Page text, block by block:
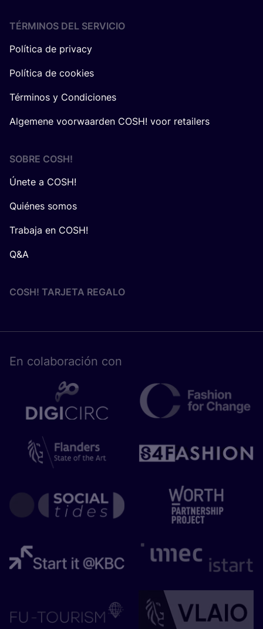
TÉRMINOS DEL SERVICIO
Política de privacy
Política de cookies
Términos y Condiciones
Algemene voorwaarden COSH! voor retailers
SOBRE COSH!
Únete a COSH!
Quiénes somos
Trabaja en COSH!
Q&A
COSH! TARJETA REGALO
En cola­bo­ra­ción con